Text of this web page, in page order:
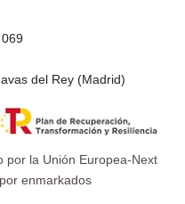
del Rey (Madrid)
por la Unión Europea-Next
enmarkados